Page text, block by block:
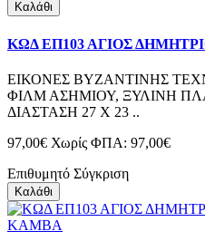
Καλάθι
ΚΩΔ ΕΠ103 ΑΓΙΟΣ
ΕΙΚΟΝΕΣ ΒΥΖΑΝΤΙΝΗΣ
ΦΙΛΜ ΑΣΗΜΙΟΥ, ΞΥΛΙΝΗ
ΔΙΑΣΤΑΣΗ 27 Χ 23 ..
97,00€ Χωρίς ΦΠΑ: 97,00€
Επιθυμητό Σύγκριση
Καλάθι